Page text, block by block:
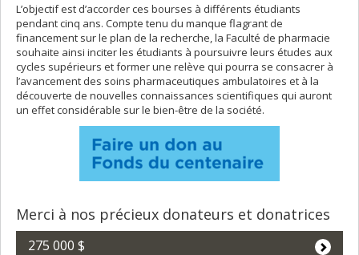
L’objectif est d’accorder ces bourses à différents étudiants
pendant cinq ans. Compte tenu du manque flagrant de
financement sur le plan de la recherche, la Faculté de pharmacie
souhaite ainsi inciter les étudiants à poursuivre leurs études aux
cycles supérieurs et former une relève qui pourra se consacrer à
l’avancement des soins pharmaceutiques ambulatoires et à la
découverte de nouvelles connaissances scientifiques qui auront
un effet considérable sur le bien-être de la société.
Merci à nos précieux donateurs et donatrices
275 000 $